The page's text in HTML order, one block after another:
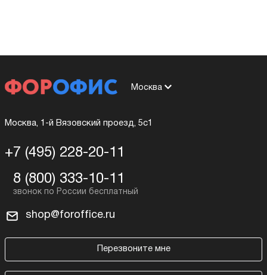
Москва
Москва, 1-й Вязовский проезд, 5с1
+7 (495) 228-20-11
8 (800) 333-10-11
shop@foroffice.ru
Перезвоните мне